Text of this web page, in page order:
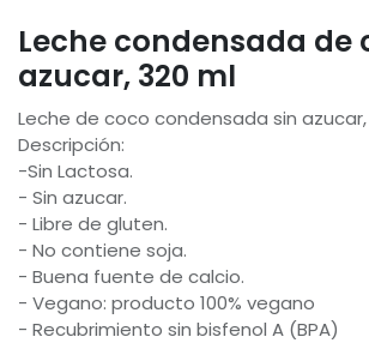
Leche condensada de
azucar, 320 ml
Leche de coco condensada sin azucar,
Descripción:
-Sin Lactosa.
- Sin azucar.
- Libre de gluten.
- No contiene soja.
- Buena fuente de calcio.
- Vegano: producto 100% vegano
- Recubrimiento sin bisfenol A (BPA)